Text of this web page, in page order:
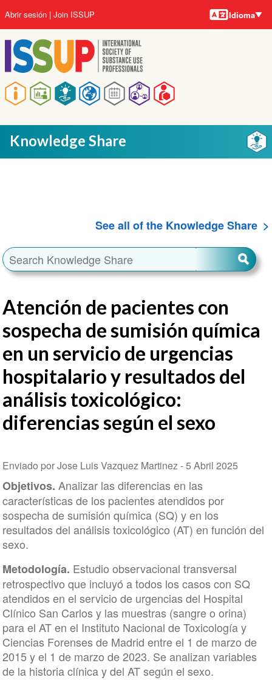
al
contenido
principal
Main
navigation
User
account
menu
Abrir sesión Join ISSUP Idiomas
Idioma
Knowledge Share
See all of the Knowledge Share
Atención de pacientes con
sospecha de sumisión química
en un servicio de urgencias
hospitalario y resultados del
análisis toxicológico:
diferencias según el sexo
Enviado por Jose Luis Vazquez Martinez -5 Abril 2025
Objetivos. Analizar las diferencias en las
características de los pacientes atendidos por
sospecha de sumisión química (SQ) y en los
resultados del análisis toxicológico (AT) en función del
sexo.
Metodología. Estudio observacional transversal
retrospectivo que incluyó a todos los casos con SQ
atendidos en el servicio de urgencias del Hospital
Clínico San Carlos y las muestras (sangre o orina)
para el AT en el Instituto Nacional de Toxicología y
Ciencias Forenses de Madrid entre el 1 de marzo de
2015 y el 1 de marzo de 2023. Se analizan variables
de la historia clínica y del AT según el sexo.